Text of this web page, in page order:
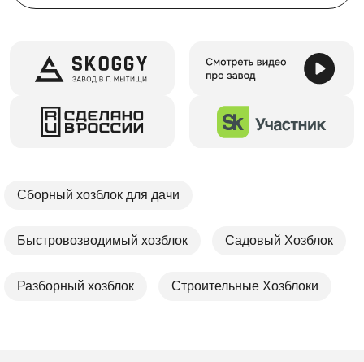
Сборный хозблок для дачи
Быстровозводимый хозблок Садовый Хозблок
Разборный хозблок Строительные Хозблоки